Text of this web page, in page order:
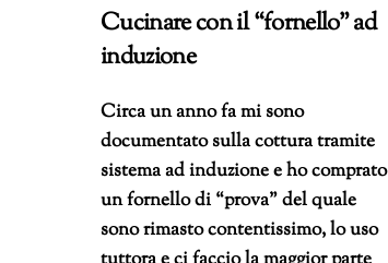
Cucinare con il “fornello” ad
induzione
Circa un anno fa mi sono
documentato sulla cottura tramite
sistema ad induzione e ho comprato
un fornello di “prova” del quale
sono rimasto contentissimo, lo uso